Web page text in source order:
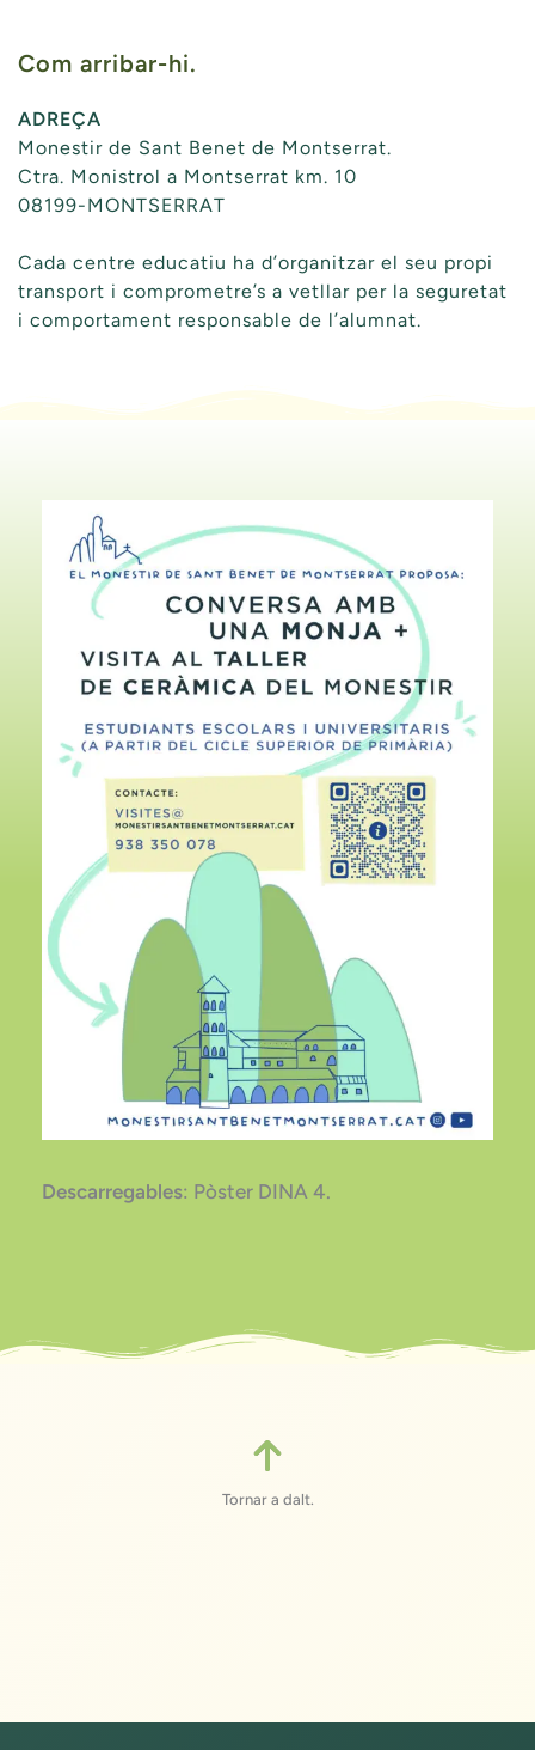
Com arribar-hi.
ADREÇA
Monestir de Sant Benet de Montserrat.
Ctra. Monistrol a Montserrat km. 10
08199-MONTSERRAT
Cada centre educatiu ha d’organitzar el seu propi
transport i comprometre’s a vetllar per la seguretat
i comportament responsable de l’alumnat.
Descarregables: Pòster DINA 4.
Tornar a dalt.